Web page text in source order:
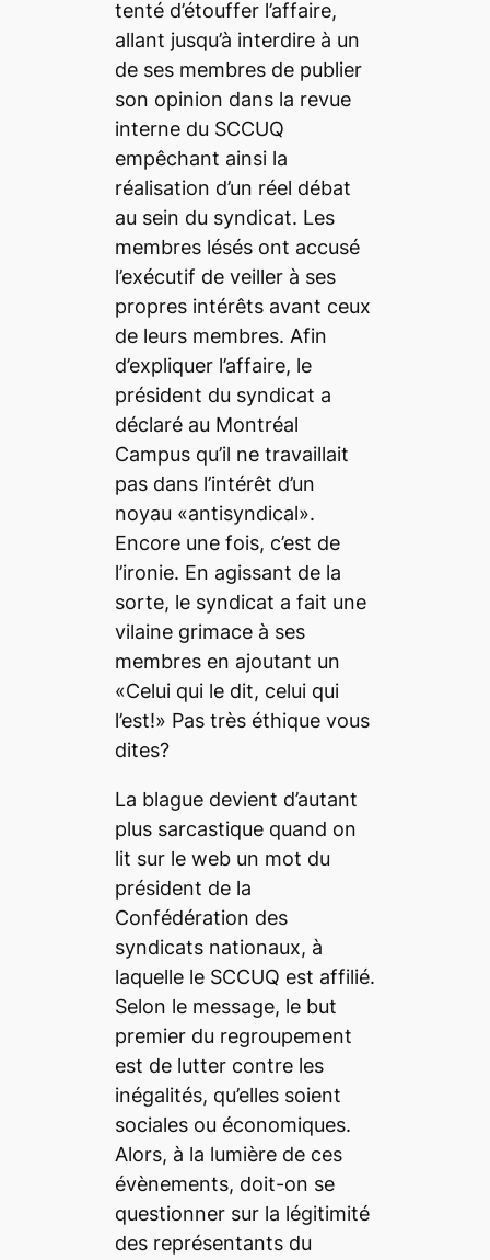
tenté d’étouffer l’affaire,
allant jusqu’à interdire à un
de ses membres de publier
son opinion dans la revue
interne du SCCUQ
empêchant ainsi la
réalisation d’un réel débat
au sein du syndicat. Les
membres lésés ont accusé
l’exécutif de veiller à ses
propres intérêts avant ceux
de leurs membres. Afin
d’expliquer l’affaire, le
président du syndicat a
déclaré au Montréal
Campus qu’il ne travaillait
pas dans l’intérêt d’un
noyau «antisyndical».
Encore une fois, c’est de
l’ironie. En agissant de la
sorte, le syndicat a fait une
vilaine grimace à ses
membres en ajoutant un
«Celui qui le dit, celui qui
l’est!» Pas très éthique vous
dites?
La blague devient d’autant
plus sarcastique quand on
lit sur le web un mot du
président de la
Confédération des
syndicats nationaux, à
laquelle le SCCUQ est affilié.
Selon le message, le but
premier du regroupement
est de lutter contre les
inégalités, qu’elles soient
sociales ou économiques.
Alors, à la lumière de ces
évènements, doit-on se
questionner sur la légitimité
des représentants du